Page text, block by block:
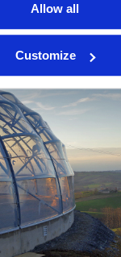
Allow all
Customize